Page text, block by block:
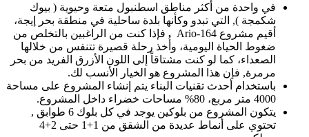
في واحدة من أكثر مناطق اسطنبول متعة وحيوية ( بيوك
شكمجة ), التي تبدو وكأنها بلدة ساحلية في منطقة بحر إيجة،
أقيم مشروع Ario-164
, فإذا كنت من الراغبين بالتخلص من
ضغوط الحياة اليومية، وأخذ رحلة قصيرة تتنفس من خلالها
الصعداء، كما لو كنت مشتاقاً إلى اللون الأزرق الفريد من بحر
مرمرة, فإن هذا المشروع هو الخيار الأنسب لك.
باستخدام أحدث تقنيات البناء يتم إنشاء المشروع على مساحة
4000 متر مربع، 80% مساحات خضراء داخل المشروع.
يتكون المشروع من بلوكين يوجد في كل بلوك 6 طوابق ,
تحتوي على أنماط عديدة من الشقق من 1+1 حتى 2+4